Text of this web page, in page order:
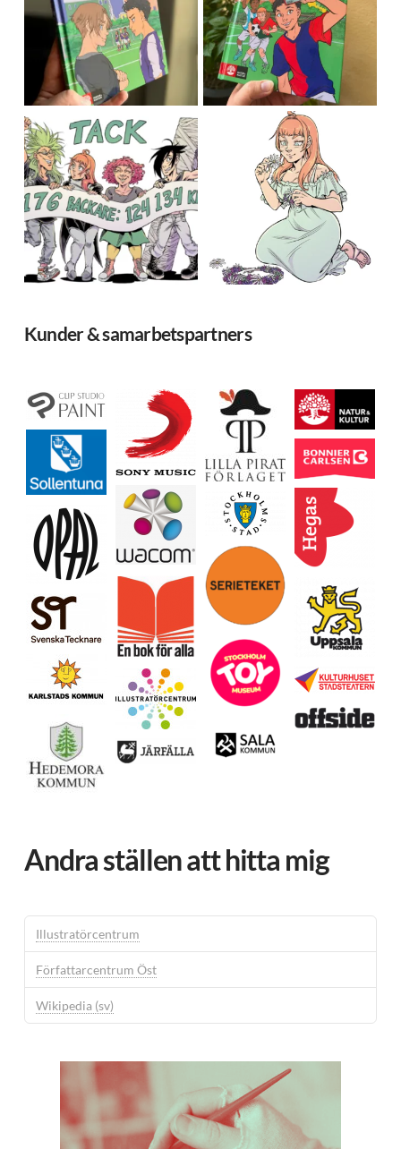
Ladda mer… Följ på Instagram
Kunder & samarbetspartners
Andra ställen att hitta mig
Illustratörcentrum
Författarcentrum Öst
Wikipedia (sv)